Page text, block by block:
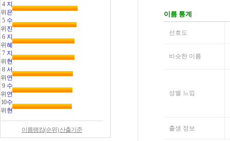
4
위
지
은
5
위
수
진
6
위
지
혜
7
위
지
현
8
위
서
연
9
위
수
연
10
위
수
현
이름랭킹(순위) 산출기준